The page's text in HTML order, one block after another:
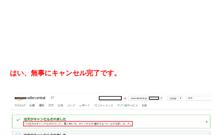
はい、無事にキャンセル完了です。